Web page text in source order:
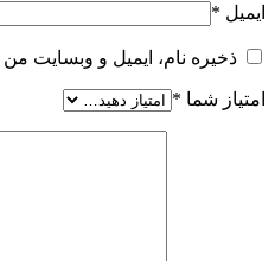
ایمیل *
ذخیره نام، ایمیل و وبسایت
امتیاز شما *